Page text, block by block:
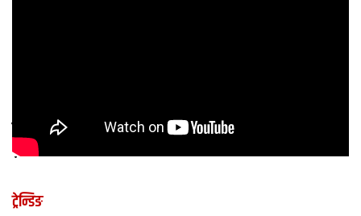
कुन अवस्थामा बच्चालाई शल्यक्रिया आवश्यक पर्छ
?
ट्रेन्डिङ